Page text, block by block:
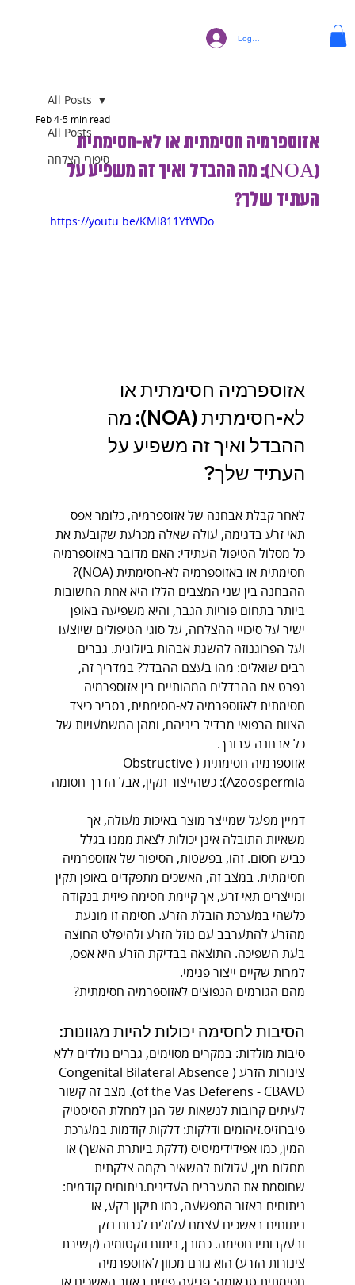
Log In
All Posts
סיפורי הצלחה
All Posts
אזוספרמיה חסימתית או לא-חסימתית
(NOA): מה ההבדל ואיך זה משפיע על
העתיד שלך?
Feb 4 5 min read
https://youtu.be/KMl811YfWDo
אזוספרמיה חסימתית או
לא-חסימתית (NOA): מה
ההבדל ואיך זה משפיע על
העתיד שלך?
לאחר קבלת אבחנה של אזוספרמיה, כלומר אפס
תאי זרע בדגימה, עולה שאלה מכרעת שקובעת את
כל מסלול הטיפול העתידי: האם מדובר באזוספרמיה
חסימתית או באזוספרמיה לא-חסימתית (NOA)?
ההבחנה בין שני המצבים הללו היא אחת החשובות
ביותר בתחום פוריות הגבר, והיא משפיעה באופן
ישיר על סיכויי ההצלחה, על סוגי הטיפולים שיוצעו
ועל הפרוגנוזה להשגת אבהות ביולוגית. גברים
רבים שואלים: מהו בעצם ההבדל? במדריך זה,
נפרט את ההבדלים המהותיים בין אזוספרמיה
חסימתית לאזוספרמיה לא-חסימתית, נסביר כיצד
הצוות הרפואי מבדיל ביניהם, ומהן המשמעויות של
כל אבחנה עבורך.
אזוספרמיה חסימתית (Obstructive
Azoospermia): כשהייצור תקין, אבל הדרך חסומה
דמיין מפעל שמייצר מוצר באיכות מעולה, אך
משאיות התובלה אינן יכולות לצאת ממנו בגלל
כביש חסום. זהו, בפשטות, הסיפור של אזוספרמיה
חסימתית. במצב זה, האשכים מתפקדים באופן תקין
ומייצרים תאי זרע, אך קיימת חסימה פיזית בנקודה
כלשהי במערכת הובלת הזרע. חסימה זו מונעת
מהזרע להתערבב עם נוזל הזרע ולהיפלט החוצה
בעת השפיכה. התוצאה בבדיקת הזרע היא אפס,
למרות שקיים ייצור פנימי.
מהם הגורמים הנפוצים לאזוספרמיה חסימתית?
הסיבות לחסימה יכולות להיות מגוונות:
סיבות מולדות: במקרים מסוימים, גברים נולדים ללא
צינורות הזרע (Congenital Bilateral Absence
of the Vas Deferens - CBAVD). מצב זה קשור
לעיתים קרובות לנשאות של הגן למחלת הסיסטיק
פיברוזיס.זיהומים ודלקות: דלקות קודמות במערכת
המין, כמו אפידידימיטיס (דלקת ביותרת האשך) או
מחלות מין, עלולות להשאיר רקמה צלקתית
שחוסמת את המעברים העדינים.ניתוחים קודמים:
ניתוחים באזור המפשעה, כמו תיקון בקע, או
ניתוחים באשכים עצמם עלולים לגרום נזק
ובעקבותיו חסימה. כמובן, ניתוח וזקטומיה (קשירת
צינורות הזרע) הוא גורם מכוון לאזוספרמיה